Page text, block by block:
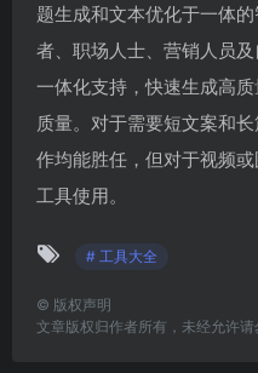
题生成和文本优化于一体
者、职场人士、营销人员
一体化支持，快速生成高
质量。对于需要短文案和
作均能胜任，但对于视频
工具使用。
# 工具大全
© 版权声明
文章版权归作者所有，未经允许请